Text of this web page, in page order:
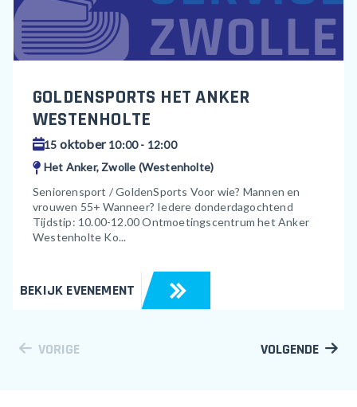
GOLDENSPORTS HET ANKER
WESTENHOLTE
15 oktober10:00 - 12:00
Het Anker, Zwolle (Westenholte)
Seniorensport / GoldenSports Voor wie? Mannen en
vrouwen 55+ Wanneer? Iedere donderdagochtend
Tijdstip: 10.00-12.00 Ontmoetingscentrum het Anker
Westenholte Ko...
BEKIJK EVENEMENT
VORIGE VOLGENDE